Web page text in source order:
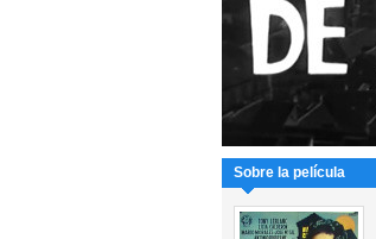
Sobre la película